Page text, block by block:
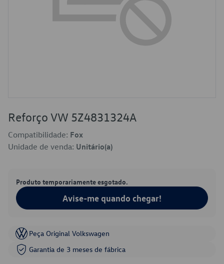
Reforço VW 5Z4831324A
Compatibilidade: Fox
Unidade de venda: Unitário(a)
Produto temporariamente esgotado.
Avise-me quando chegar!
Peça Original Volkswagen
Garantia de 3 meses de fábrica